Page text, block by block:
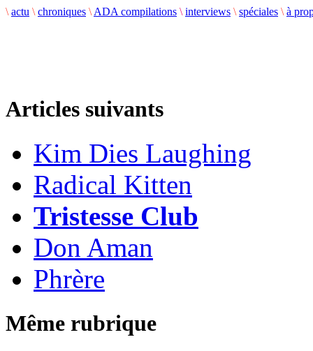
\ actu \ chroniques \ ADA compilations \ interviews \ spéciales \ à
Articles suivants
Kim Dies Laughing
Radical Kitten
Tristesse Club
Don Aman
Phrère
Même rubrique